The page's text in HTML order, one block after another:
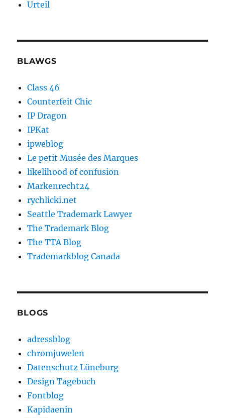
Urteil
BLAWGS
Class 46
Counterfeit Chic
IP Dragon
IPKat
ipweblog
Le petit Musée des Marques
likelihood of confusion
Markenrecht24
rychlicki.net
Seattle Trademark Lawyer
The Trademark Blog
The TTA Blog
Trademarkblog Canada
BLOGS
adressblog
chromjuwelen
Datenschutz Lüneburg
Design Tagebuch
Fontblog
Kapidaenin